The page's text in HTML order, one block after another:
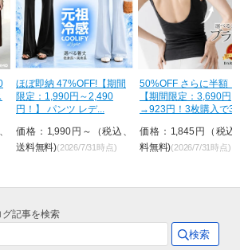
50%OFF さらに半額！
【期間限定：3,690円
→923円！3枚購入で3枚目
価格：1,845円（税込、送
料無料)(2026/7/31時点)
36%OFF!【8/2 10時〜
限定：3,780円→2,390
円！】ペプラ...
価格：2,390円（税込
料無料)(2026/7/31時点)
記事を検索